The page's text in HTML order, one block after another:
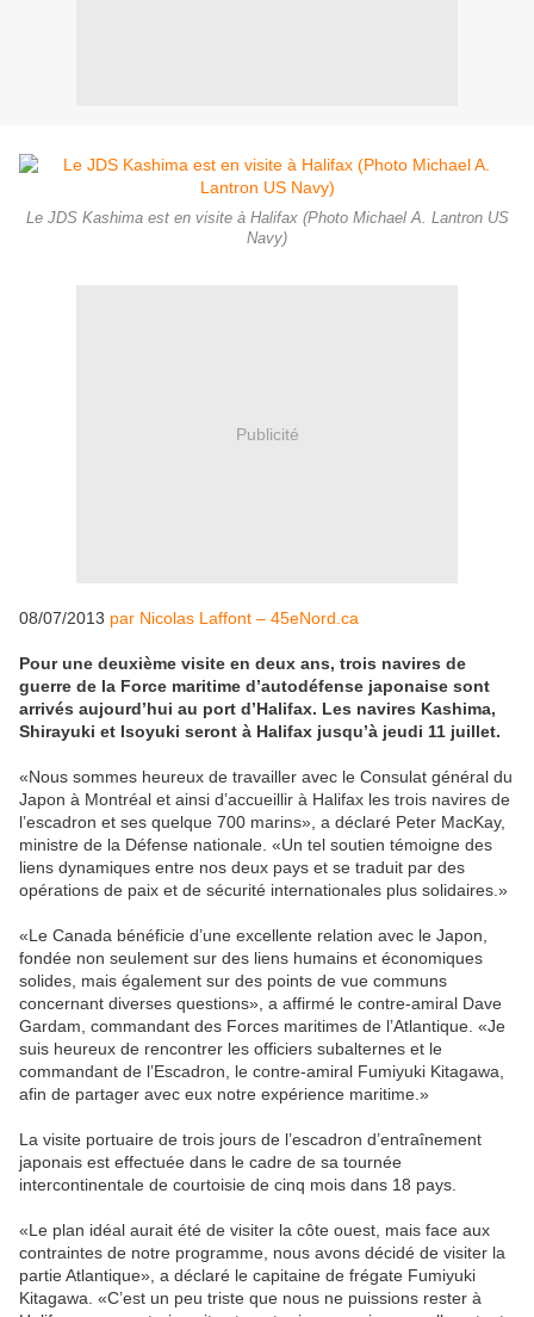
Le JDS Kashima est en visite à Halifax (Photo Michael A. Lantron US
Navy)
Publicité
08/07/2013 par Nicolas Laffont – 45eNord.ca
Pour une deuxième visite en deux ans, trois navires de
guerre de la Force maritime d’autodéfense japonaise sont
arrivés aujourd’hui au port d’Halifax. Les navires Kashima,
Shirayuki et Isoyuki seront à Halifax jusqu’à jeudi 11 juillet.
«Nous sommes heureux de travailler avec le Consulat général du
Japon à Montréal et ainsi d’accueillir à Halifax les trois navires de
l’escadron et ses quelque 700 marins», a déclaré Peter MacKay,
ministre de la Défense nationale. «Un tel soutien témoigne des
liens dynamiques entre nos deux pays et se traduit par des
opérations de paix et de sécurité internationales plus solidaires.»
«Le Canada bénéficie d’une excellente relation avec le Japon,
fondée non seulement sur des liens humains et économiques
solides, mais également sur des points de vue communs
concernant diverses questions», a affirmé le contre-amiral Dave
Gardam, commandant des Forces maritimes de l’Atlantique. «Je
suis heureux de rencontrer les officiers subalternes et le
commandant de l’Escadron, le contre-amiral Fumiyuki Kitagawa,
afin de partager avec eux notre expérience maritime.»
La visite portuaire de trois jours de l’escadron d’entraînement
japonais est effectuée dans le cadre de sa tournée
intercontinentale de courtoisie de cinq mois dans 18 pays.
«Le plan idéal aurait été de visiter la côte ouest, mais face aux
contraintes de notre programme, nous avons décidé de visiter la
partie Atlantique», a déclaré le capitaine de frégate Fumiyuki
Kitagawa. «C’est un peu triste que nous ne puissions rester à